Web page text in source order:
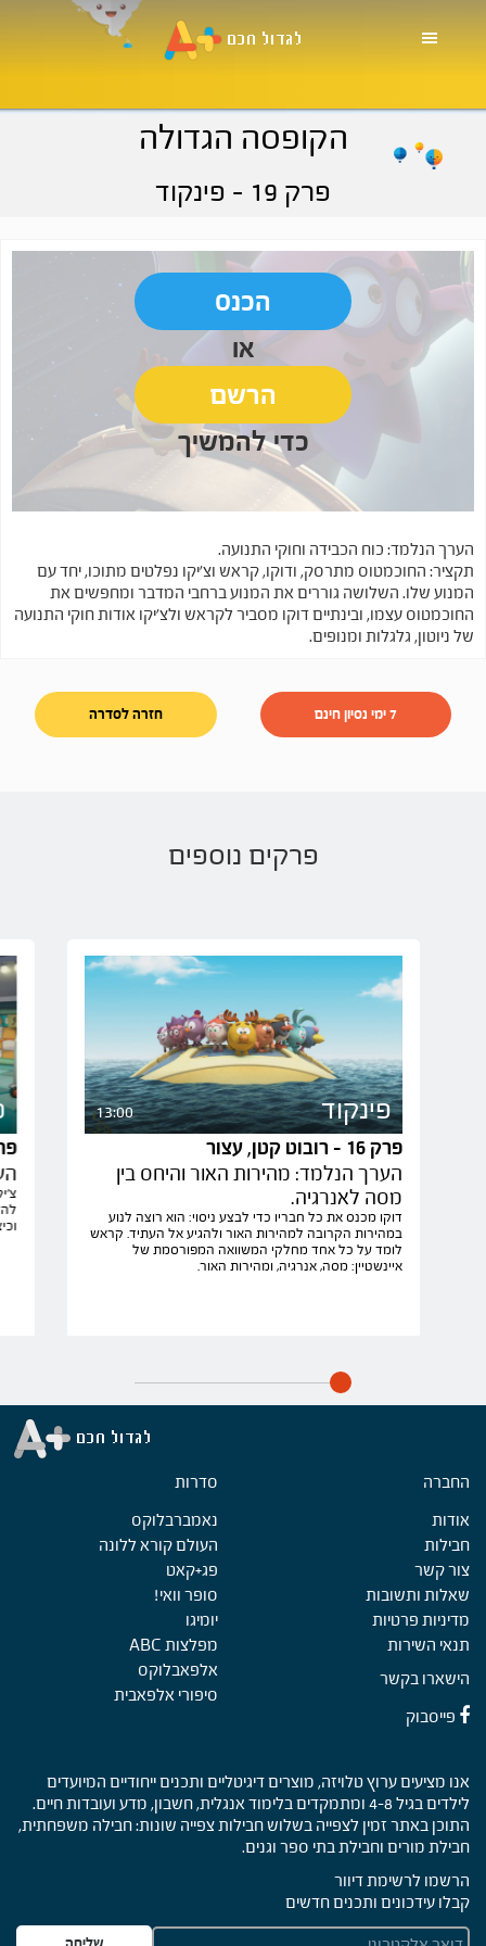
הקופסה הגדולה
פרק 19 - פינקוד
הכנס
או
הרשם
כדי להמשיך
הערך הנלמד: כוח הכבידה וחוקי התנועה.
תקציר: החוכמטוס מתרסק, ודוקו, קראש וצ'יקו נפלטים מתוכו, יחד עם
המנוע שלו. השלושה גוררים את המנוע ברחבי המדבר ומחפשים את
החוכמטוס עצמו, ובינתיים דוקו מסביר לקראש ולצ'יקו אודות חוקי התנועה
של ניוטון, גלגלות ומנופים.
7 ימי נסיון חינם חזרה לסדרה
פרקים נוספים
פינקוד 13:00
פרק 16 - רובוט קטן, עצור
הערך הנלמד: מהירות האור והיחס בין
מסה לאנרגיה.
דוקו מכנס את כל חבריו כדי לבצע ניסוי: הוא רוצה לנוע
במהירות הקרובה למהירות האור ולהגיע אל העתיד. קראש
לומד על כל אחד מחלקי המשוואה המפורסמת של
איינשטיין: מסה, אנרגיה, ומהירות האור.
פרק 17
Footer
החברה
אודות
חבילות
צור קשר
שאלות ותשובות
מדיניות פרטיות
תנאי השירות
הישארו בקשר
פייסבוק
סדרות
נאמברבלוקס
העולם קורא ללונה
פג+קאט
סופר וואי!
יומיגו
מפלצות ABC
אלפאבלוקס
סיפורי אלפאבית
אנו מציעים ערוץ טלויזה, מוצרים דיגיטליים ותכנים ייחודיים המיועדים
לילדים בגיל 4-8 ומתמקדים בלימוד אנגלית, חשבון, מדע ועובדות חיים.
התוכן באתר זמין לצפייה בשלוש חבילות צפייה שונות: חבילה משפחתית,
חבילת מורים וחבילת בתי ספר וגנים.
הרשמו לרשימת דיוור
קבלו עידכונים ותכנים חדשים
E